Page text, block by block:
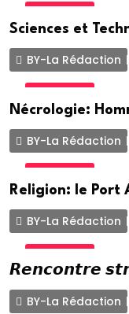
Sciences et
BY-La Rédaction
Nécrologie:
BY-La Rédaction
Religion: le Port
BY-La Rédaction
𝙍𝙚𝙣𝙘𝙤𝙣𝙩𝙧𝙚
BY-La Rédaction